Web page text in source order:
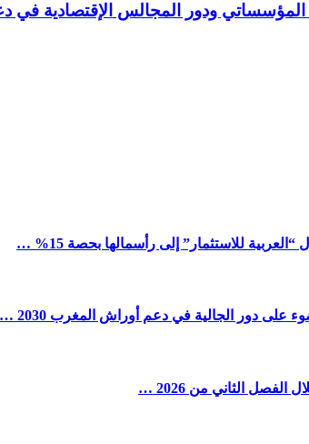
ودور المجالس الإقتصادية في
للاستثمار” إلى رأسمالها بحصة 15% …
على دور الجالية في دعم أوراش المغرب 2030 …